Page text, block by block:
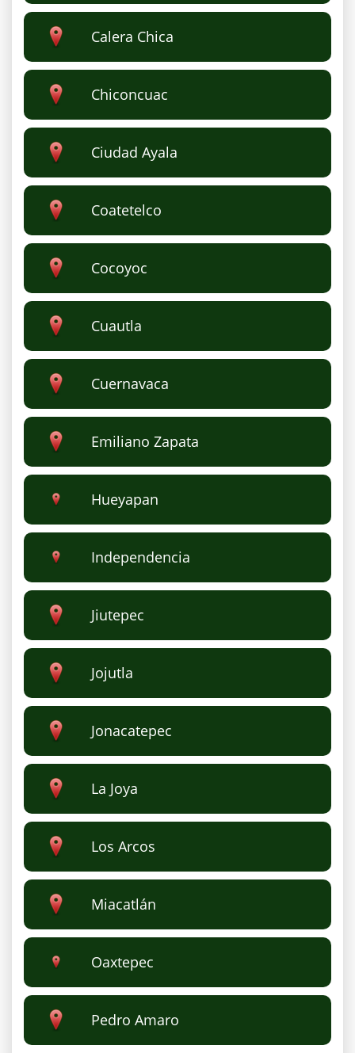
Calera Chica
Chiconcuac
Ciudad Ayala
Coatetelco
Cocoyoc
Cuautla
Cuernavaca
Emiliano Zapata
Hueyapan
Independencia
Jiutepec
Jojutla
Jonacatepec
La Joya
Los Arcos
Miacatlán
Oaxtepec
Pedro Amaro